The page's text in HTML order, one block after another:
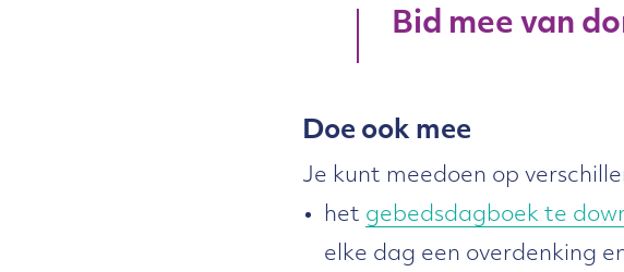
Bid mee van
Doe ook mee
Je kunt meedoen op
het gebedsdagboek te
elke dag een overdenking